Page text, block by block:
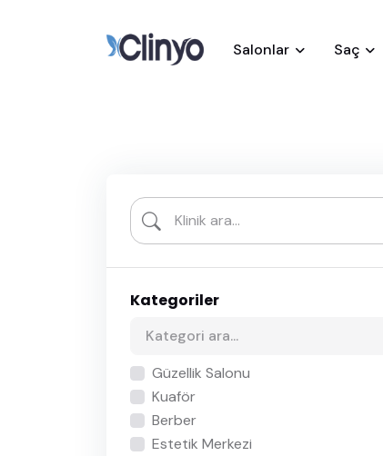
Salonlar Saç
Kategoriler
Güzellik Salonu
Kuaför
Berber
Estetik Merkezi